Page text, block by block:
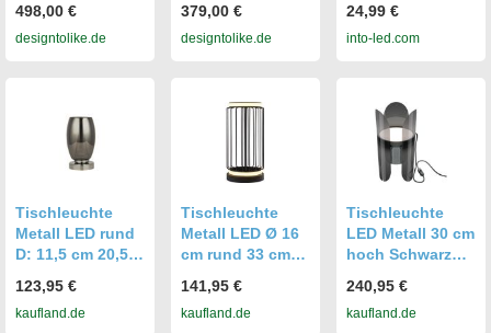
K)) weiß matt
extra-warmweiß
498,00 €
designtolike.de
K)) weiß matt
extra-warmweiß
379,00 €
designtolike.de
- 3000K
warmweiß -
Cube - Up &
Down Licht -
Grau -
Außenleuchte
24,99 €
into-led.com
Tischleuchte
Metall LED rund
D: 11,5 cm 20,5
Rauchgrau 3000
K warmweißes
123,95 €
kaufland.de
Tischleuchte
Metall LED Ø 16
cm rund 33 cm
3000 K
warmweißes
141,95 €
kaufland.de
Tischleuchte
LED Metall 30 cm
hoch Schwarz
warmweißes
Licht 550 lm
240,95 €
kaufland.de